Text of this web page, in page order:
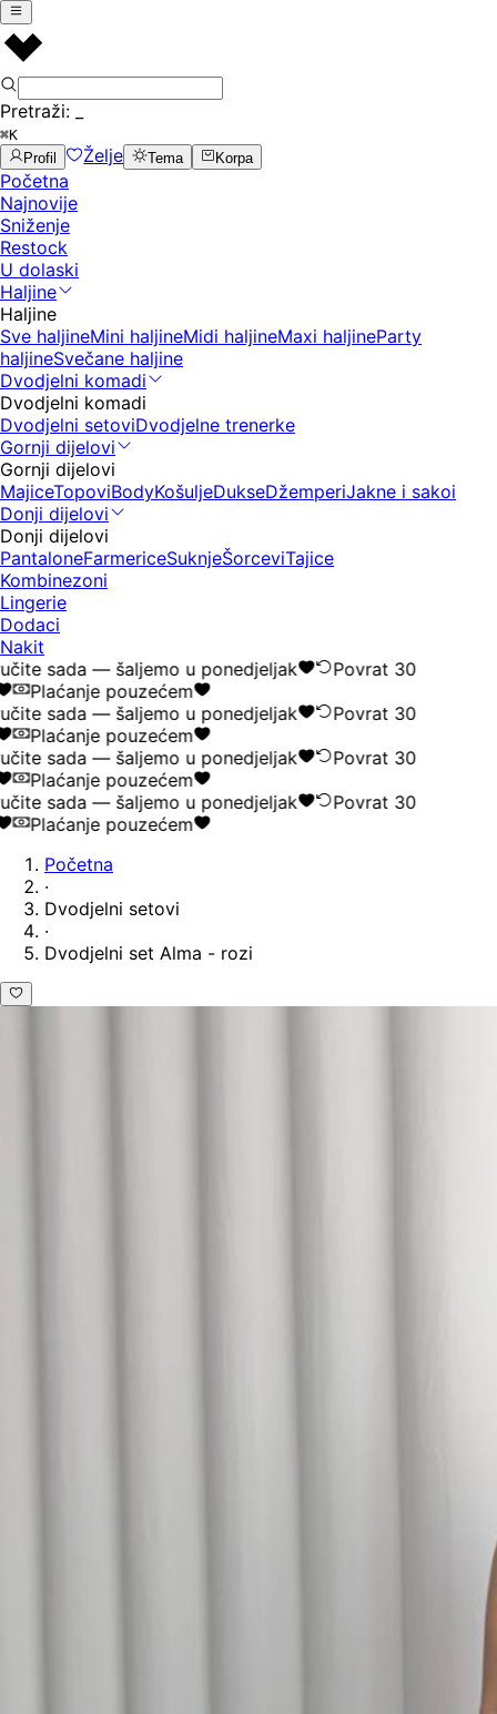
Pretraži:
⌘K
Profil
Želje Tema Korpa
Početna
Najnovije
Sniženje
Restock
U dolaski
Haljine
Haljine
Sve haljineMini haljineMidi haljineMaxi haljineParty
haljineSvečane haljine
Dvodjelni komadi
Dvodjelni komadi
Dvodjelni setoviDvodjelne trenerke
Gornji dijelovi
Gornji dijelovi
MajiceTopoviBodyKošuljeDukseDžemperiJakne i sakoi
Donji dijelovi
Donji dijelovi
PantaloneFarmericeSuknjeŠorceviTajice
Kombinezoni
Lingerie
Dodaci
Nakit
sada — šaljemo u ponedjeljak
Povrat 30
Plaćanje pouzećem
sada — šaljemo u ponedjeljak
Povrat 30
Plaćanje pouzećem
sada — šaljemo u ponedjeljak
Povrat 30
Plaćanje pouzećem
sada — šaljemo u ponedjeljak
Povrat 30
Plaćanje pouzećem
Početna
·
Dvodjelni setovi
·
Dvodjelni set Alma - rozi